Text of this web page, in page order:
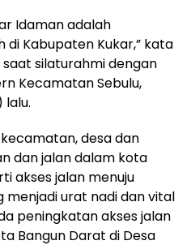
Idaman adalah
Kabupaten Kukar,” kata
saat silaturahmi dengan
Kecamatan Sebulu,
lalu.
desa dan
dan jalan dalam kota
akses jalan menuju
urat nadi dan vital
peningkatan akses jalan
Bangun Darat di Desa